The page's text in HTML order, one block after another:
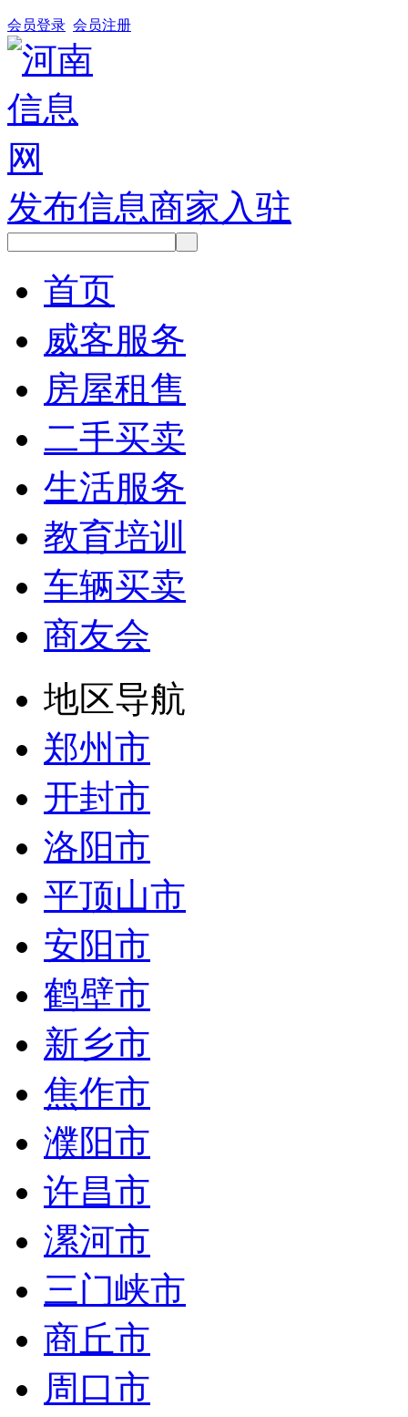
会员登录 会员注册
发布信息商家入驻
首页
威客服务
房屋租售
二手买卖
生活服务
教育培训
车辆买卖
商友会
地区导航
郑州市
开封市
洛阳市
平顶山市
安阳市
鹤壁市
新乡市
焦作市
濮阳市
许昌市
漯河市
三门峡市
商丘市
周口市